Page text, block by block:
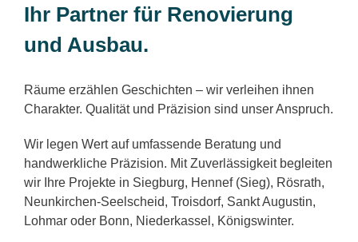
Ihr Partner für Renovierung
und Ausbau.
Räume erzählen Geschichten – wir verleihen ihnen
Charakter. Qualität und Präzision sind unser Anspruch.
Wir legen Wert auf umfassende Beratung und
handwerkliche Präzision. Mit Zuverlässigkeit begleiten
wir Ihre Projekte in Siegburg, Hennef (Sieg), Rösrath,
Neunkirchen-Seelscheid, Troisdorf, Sankt Augustin,
Lohmar oder Bonn, Niederkassel, Königswinter.